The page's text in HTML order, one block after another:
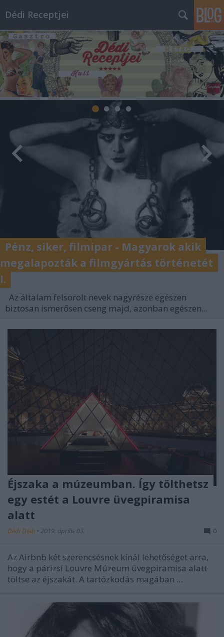
Dédi Receptjei
Pénz, siker, filmipar - Magyarok akik
megalapozták a filmgyártás történetét
I.
Az általam felsorolt nevek nagyrésze egészen
biztosan ismerősen cseng majd, azonban egészen...
Éjszaka a múzeumban. Így tölthetsz
egy estét a Louvre üvegpiramisa
alatt
Dédi Dédi • 2019. április 03. 0
Az Airbnb két szerencsésnek kínál lehetőséget arra,
hogy a párizsi Louvre Múzeum üvegpiramisa alatt
töltse az éjszakát. A tartózkodás magában ...